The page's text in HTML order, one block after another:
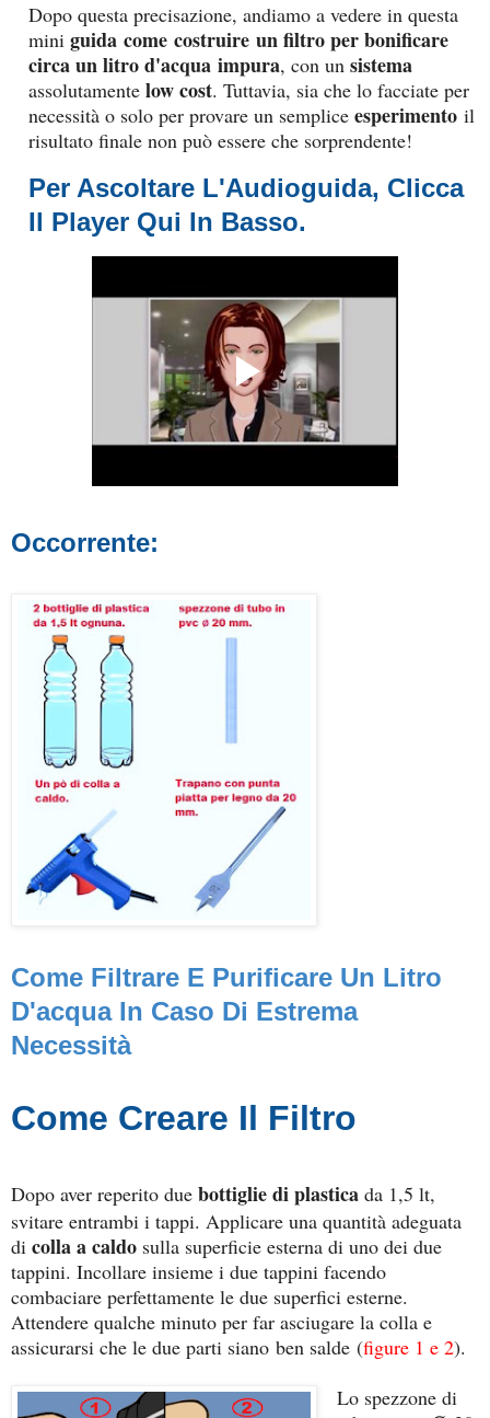
Dopo questa precisazione, andiamo a vedere in questa
mini guida come costruire un filtroper bonificare
circa un litro d'acqua impura, con un sistema
assolutamente low cost. Tuttavia, sia che lo facciate per
necessità o solo per provare un semplice esperimentoil
risultato finale non può essere che sorprendente!
Per Ascoltare L'Audioguida, Clicca
Il Player Qui In Basso.
Occorrente:
Come Filtrare E Purificare Un Litro
D'acqua In Caso Di Estrema
Necessità
Come Creare Il Filtro
Dopo aver reperito due bottiglie di plastica da 1,5 lt,
svitare entrambi i tappi. Applicare una quantità adeguata
di colla a caldo sulla superficie esterna di uno dei due
tappini. Incollare insieme i due tappini facendo
combaciare perfettamente le due superfici esterne.
Attendere qualche minuto per far asciugare la colla e
assicurarsi che le due parti siano ben salde (figure 1 e 2).
Lo spezzone di